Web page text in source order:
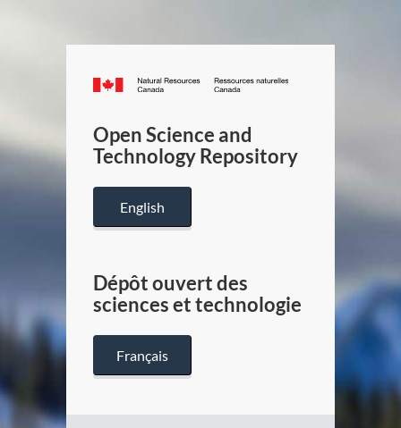
Canada.ca
/
Canada
Open Science and
Technology Repository
English
Dépôt ouvert des
sciences et technologie
Français